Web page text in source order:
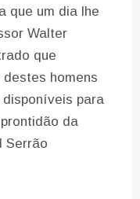
que um dia lhe
Walter
que
homens
para
da
Serrão